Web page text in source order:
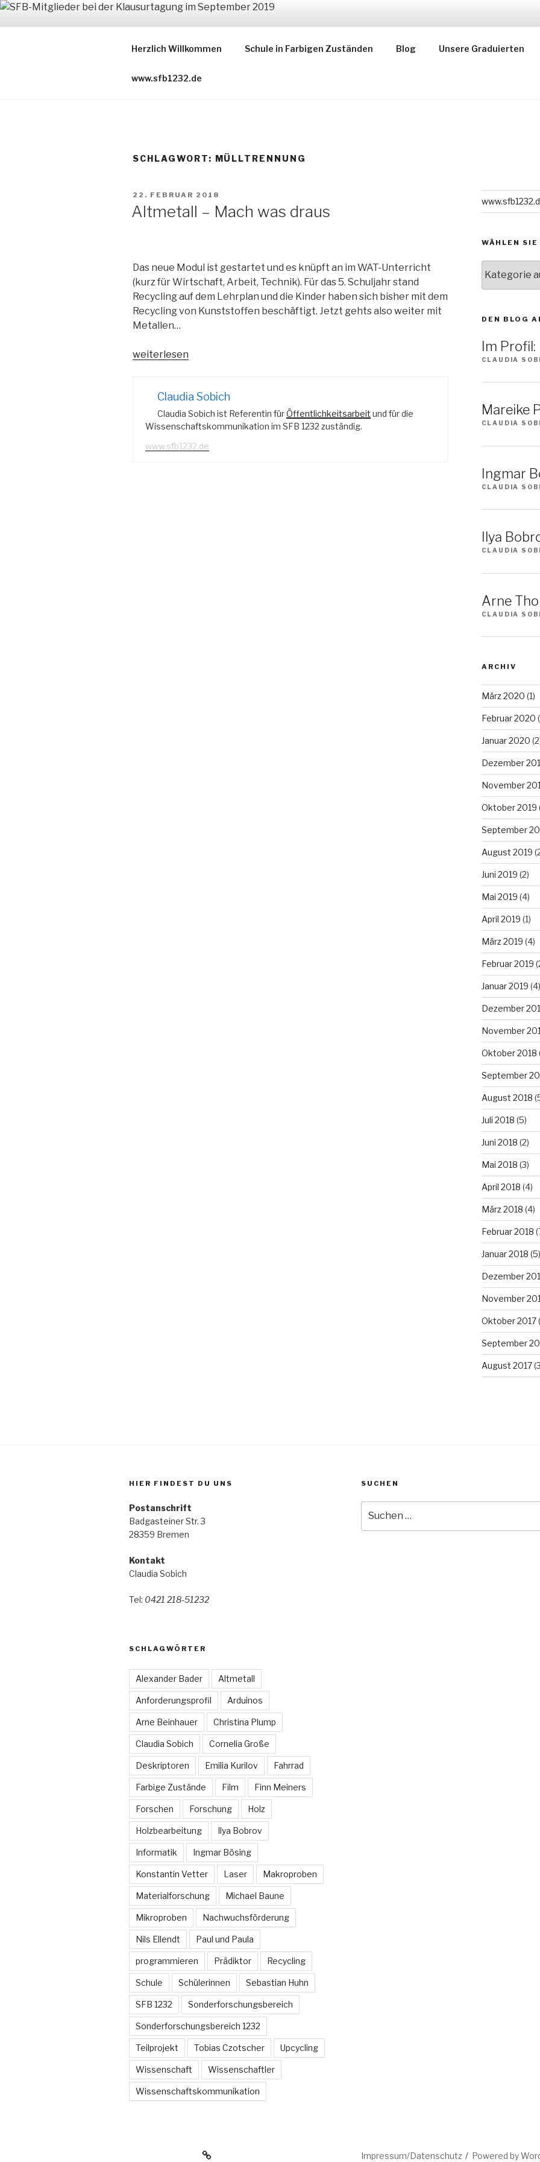
Zum
FARBIGE ZUSTÄNDE
Herzlich Willkommen Schule in Farbigen Zuständen Blog Unsere Graduierten
www.sfb1232.de
SCHLAGWORT: MÜLLTRENNUNG
VERÖFFENTLICHT
22. FEBRUAR 2018
Altmetall – Mach was draus
Das neue Modul ist gestartet und es knüpft an im WAT-Unterricht
(kurz für Wirtschaft, Arbeit, Technik). Für das 5. Schuljahr stand
Recycling auf dem Lehrplan und die Kinder haben sich bisher mit dem
Recycling von Kunststoffen beschäftigt. Jetzt gehts also weiter mit
Metallen…
„Altmetall
draus“
weiterlesen
Claudia Sobich
Claudia Sobich ist Referentin fürÖffentlichkeitsarbeit und für die
Wissenschaftskommunikation im SFB 1232 zuständig.
www.sfb1232.de
WÄHLEN
Sie
ein
DEN BLOG
Im
CLAUDIA
Mareike
CLAUDIA
Ingmar
CLAUDIA
Ilya
CLAUDIA
Arne
CLAUDIA
ARCHIV
März 2020 (1)
Februar 2020
Januar 2020
Dezember
November
Oktober 2019
September
August 2019
Juni 2019 (2)
Mai 2019 (4)
April 2019 (1)
März 2019 (4)
Februar 2019
Januar 2019 (4)
Dezember
November
Oktober 2018
September
August 2018
Juli 2018 (5)
Juni 2018 (2)
Mai 2018 (3)
April 2018 (4)
März 2018 (4)
Februar 2018
Januar 2018 (5)
Dezember
November
Oktober 2017
September
August 2017
HIER FINDEST DU UNS
Postanschrift
Badgasteiner Str. 3
28359 Bremen
Kontakt
Claudia Sobich
Tel: 0421 218-51232
SCHLAGWÖRTER
Alexander Bader Altmetall
Anforderungsprofil Arduinos
Arne Beinhauer Christina Plump
Claudia Sobich Cornelia Große
Deskriptoren Emilia Kurilov Fahrrad
Farbige Zustände Film Finn Meiners
Forschen Forschung Holz
Holzbearbeitung Ilya Bobrov
Informatik Ingmar Bösing
Konstantin Vetter Laser Makroproben
Materialforschung Michael Baune
Mikroproben Nachwuchsförderung
Nils Ellendt Paul und Paula
programmieren Prädiktor Recycling
Schule Schülerinnen Sebastian Huhn
SFB 1232 Sonderforschungsbereich
Sonderforschungsbereich 1232
Teilprojekt Tobias Czotscher Upcycling
Wissenschaft Wissenschaftler
Wissenschaftskommunikation
SUCHEN
nach:
www.sfb1232.de Impressum/Datenschutz Powered by